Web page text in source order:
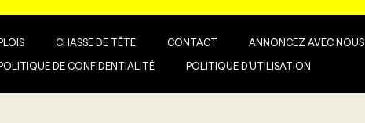
CHASSE DE TÊTE CONTACT ANNONCEZ AVEC NOUS
DE CONFIDENTIALITÉ POLITIQUE D’UTILISATION